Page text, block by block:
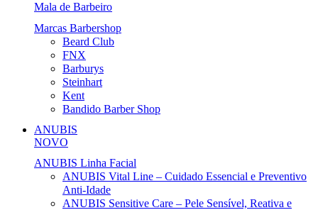
Mala de Barbeiro
Marcas Barbershop
Beard Club
FNX
Barburys
Steinhart
Kent
Bandido Barber Shop
ANUBIS
NOVO
ANUBIS Linha Facial
ANUBIS Vital Line – Cuidado Essencial e Preventivo
Anti-Idade
ANUBIS Sensitive Care – Pele Sensível, Reativa e